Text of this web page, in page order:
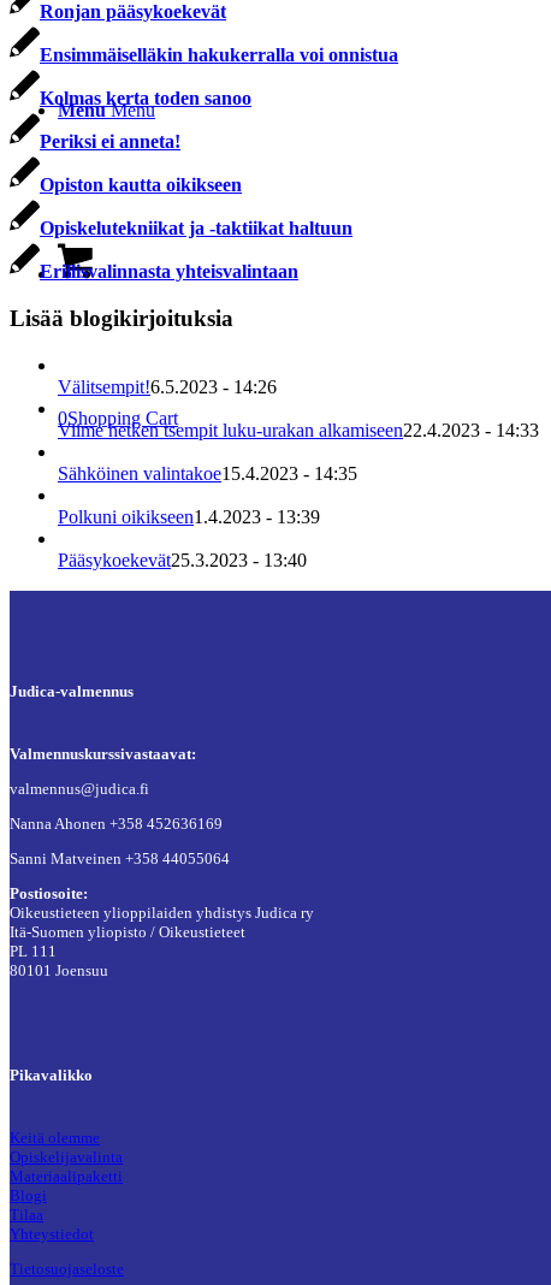
Menu Menu
0Shopping Cart
Ronjan pääsykoekevät
Ensimmäiselläkin hakukerralla voi onnistua
Kolmas kerta toden sanoo
Periksi ei anneta!
Opiston kautta oikikseen
Opiskelutekniikat ja -taktiikat haltuun
Erillisvalinnasta yhteisvalintaan
Lisää blogikirjoituksia
Välitsempit!6.5.2023 - 14:26
Viime hetken tsempit luku-urakan alkamiseen22.4.2023 - 14:33
Sähköinen valintakoe15.4.2023 - 14:35
Polkuni oikikseen1.4.2023 - 13:39
Pääsykoekevät25.3.2023 - 13:40
Judica-valmennus
Valmennuskurssivastaavat:
valmennus@judica.fi
Nanna Ahonen +358 452636169
Sanni Matveinen +358 44055064
Postiosoite:
Oikeustieteen ylioppilaiden yhdistys Judica ry
Itä-Suomen yliopisto / Oikeustieteet
PL 111
80101 Joensuu
Pikavalikko
Keitä olemme
Opiskelijavalinta
Materiaalipaketti
Blogi
Tilaa
Yhteystiedot
Tietosuojaseloste